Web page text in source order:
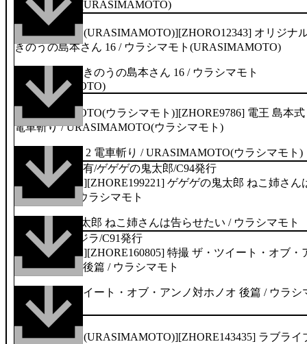
[ウラシマモト(URASIMAMOTO)][ZHORO12343] オリジナ
きのうの島本さん 16 / ウラシマモト(URASIMAMOTO)
[URASIMAMOTO(ウラシマモト)][ZHORE9786] 電王 島本式
電車斬り / URASIMAMOTO(ウラシマモト)
54p/4コマ漫画有/ゲゲゲの鬼太郎/C94発行
[ウラシマモト][ZHORE199221] ゲゲゲの鬼太郎 ねこ姉さん
告らせたい / ウラシマモト
54p/シン・ゴジラ/C91発行
[ウラシマモト][ZHORE160805] 特撮 ザ・ツイート・オブ・
ンノ対ホノオ 後篇 / ウラシマモト
52p/C89発行
[ウラシマモト(URASIMAMOTO)][ZHORE143435] ラブライ